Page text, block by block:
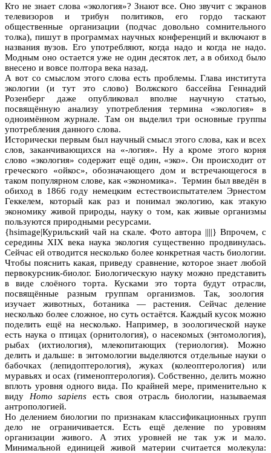
Кто не знает слова «экология»? Знают все. Оно звучит с экранов
телевизоров и трибун политиков, его гордо таскают
общественные организации (подчас довольно сомнительного
толка), пишут в программах научных конференций и включают в
названия вузов. Его употребляют, когда надо и когда не надо.
Модным оно остается уже не один десяток лет, а в обиход было
внесено и вовсе полтора века назад.
А вот со смыслом этого слова есть проблемы. Глава института
экологии (и тут это слово) Волжского бассейна Геннадий
Розенберг даже опубликовал вполне научную статью,
посвящённую анализу употребления термина «экология» в
одноимённом журнале. Там он выделил три основные группы
употребления данного слова.
Исторически первым был научный смысл этого слова, как и всех
слов, заканчивающихся на «-логия». Ну а кроме этого корня
слово «экология» содержит ещё один, «эко». Он происходит от
греческого «ойкос», обозначающего дом и встречающегося в
таком популярном слове, как «экономика». Термин был введён в
обиход в 1866 году немецким естествоиспытателем Эрнестом
Геккелем, который как раз и понимал экологию, как этакую
экономику живой природы, науку о том, как живые организмы
пользуются природными ресурсами.
{hsimage|Курильский чай на скале. Фото автора ||||} Впрочем, с
середины XIX века наука экология существенно продвинулась.
Сейчас ей отводится несколько более конкретная часть биологии.
Чтобы пояснить какая, приведу сравнение, которое знает любой
первокурсник-биолог. Биологическую науку можно представить
в виде слоёного торта. Кусками это торта будут отрасли,
посвящённые разным группам организмов. Так, зоология
изучает животных, ботаника — растения. Сейчас деление
несколько более сложное, но суть остаётся. Каждый кусок можно
поделить ещё на несколько. Например, в зоологической науке
есть наука о птицах (орнитология), о насекомых (энтомология),
рыбах (ихтиология), млекопитающих (териология). Можно
делить и дальше: в энтомологии выделяются отдельные науки о
бабочках (лепидоптерология), жуках (колеоптерология) или
муравьях и осах (гименоптерология). Собственно, делить можно
вплоть уровня одного вида. По крайней мере, применительно к
виду Homo sapiens есть своя отрасль биологии, называемая
антропологией.
Но делением биологии по признакам классификационных групп
дело не ограничивается. Есть ещё деление по уровням
организации живого. А этих уровней не так уж и мало.
Минимальной единицей живой материи считается молекула: